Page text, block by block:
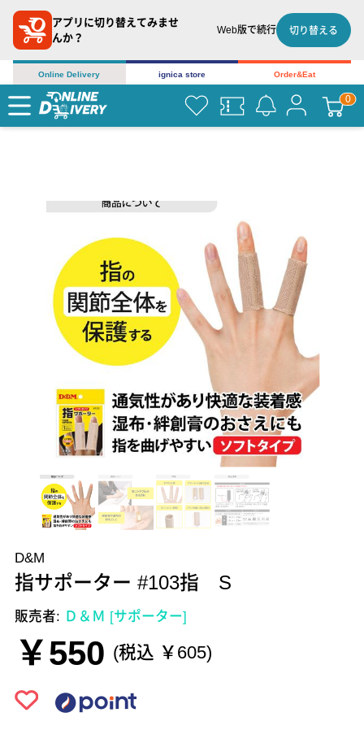
アプリに切り替えてみませ
んか？
Web版で続行 切り替える
Online Delivery ignica store Order&Eat
D&M
指サポーター #103指 S
販売者: Ｄ＆Ｍ [サポーター]
￥550 (税込 ￥605)